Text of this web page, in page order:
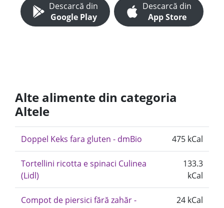
Descarcă din
Google Play
Descarcă din
App Store
Alte alimente din categoria
Altele
Doppel Keks fara gluten - dmBio 475 kCal
Tortellini ricotta e spinaci Culinea
(Lidl)
133.3
kCal
Compot de piersici fără zahăr -
24 kCal